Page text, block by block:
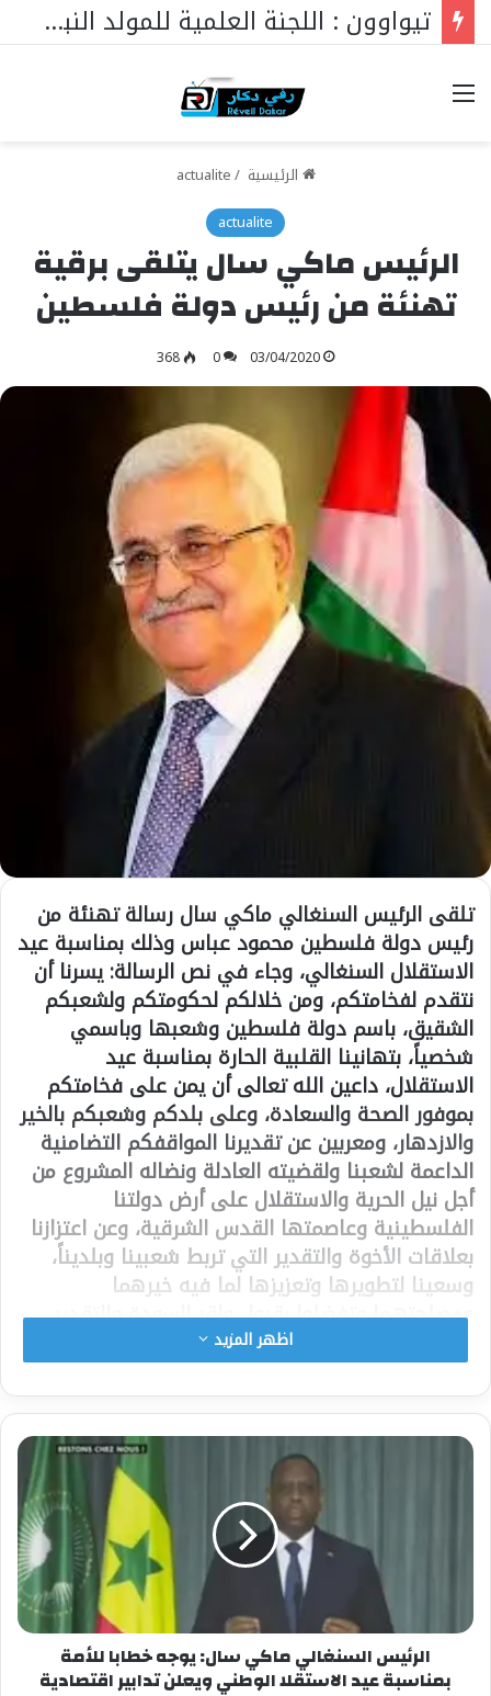
تيواوون : اللجنة العلمية للمولد النبوي تكشف الموضوع الرئيسي هذا العام
خيارات
الرئيسية /
actualite
actualite
الرئيس ماكي سال يتلقى برقية
تهنئة من رئيس دولة فلسطين
03/04/2020
0
368
تلقى الرئيس السنغالي ماكي سال رسالة تهنئة من
رئيس دولة فلسطين محمود عباس وذلك بمناسبة عيد
الاستقلال السنغالي، وجاء في نص الرسالة: يسرنا أن
نتقدم لفخامتكم، ومن خلالكم لحكومتكم ولشعبكم
الشقيق، باسم دولة فلسطين وشعبها وباسمي
شخصياً، بتهانينا القلبية الحارة بمناسبة عيد
الاستقلال، داعين الله تعالى أن يمن على فخامتكم
بموفور الصحة والسعادة، وعلى بلدكم وشعبكم بالخير
والازدهار، ومعربين عن تقديرنا المواقفكم التضامنية
الداعمة لشعبنا ولقضيته العادلة ونضاله المشروع من
أجل نيل الحرية والاستقلال على أرض دولتنا
الفلسطينية وعاصمتها القدس الشرقية، وعن اعتزازنا
بعلاقات الأخوة والتقدير التي تربط شعبينا وبلديناً،
وسعينا لتطويرها وتعزيزها لما فيه خيرهما
ومصلحتهما وتفضلوا بقبول واقر السودة والتقدير.
فيس بوك X
اظهر المزيد
الرئيس السنغالي ماكي سال: يوجه خطابا للأمة
بمناسبة عيد الاستقلا الوطني ويعلن تدابير اقتصادية